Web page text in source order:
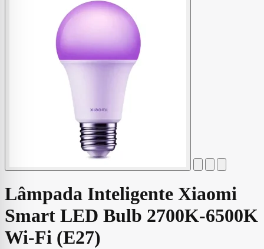
Lâmpada Inteligente Xiaomi
Smart LED Bulb 2700K-6500K
Wi-Fi (E27)